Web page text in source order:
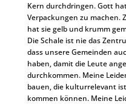
Kern durchdringen. Gott
Verpackungen zu machen.
hat sie gelb und krumm
Die Schale ist nie das
dass unsere Gemeinden
haben, damit die Leute
durchkommen. Meine
bauen, die kulturrelevant
kommen können. Meine